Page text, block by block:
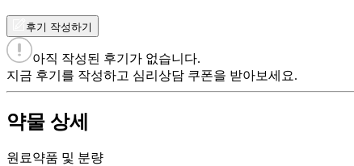
후기 작성하기
아직 작성된 후기가 없습니다.
지금 후기를 작성하고 심리상담 쿠폰을 받아보세요.
약물 상세
원료약품 및 분량